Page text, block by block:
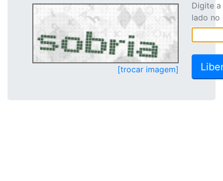
[trocar imagem]
Digite
lado no